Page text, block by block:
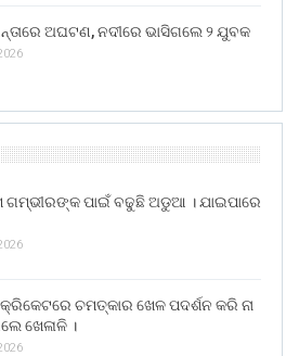
ଅଘଟଣ, ନଦୀରେ ଭାସିଗଲେ ୨ ଯୁବକ
ପାଇଁ ବଢୁଛି ଅଡୁଆ । ଯାଇପାରେ
ଚମତ୍କାର ଖେଳ ପଦର୍ଶନ କରି ନା
ଖେଳାଳି ।